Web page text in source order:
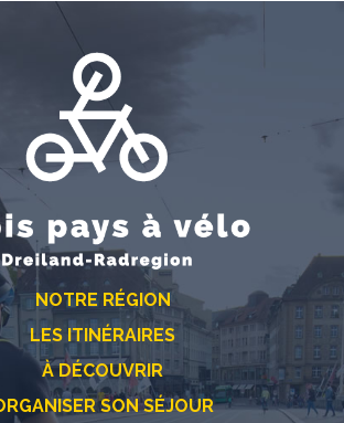
NOTRE RÉGION
LES ITINÉRAIRES
À DÉCOUVRIR
SON SÉJOUR